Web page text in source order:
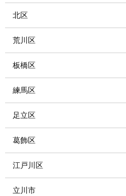
北区
荒川区
板橋区
練馬区
足立区
葛飾区
江戸川区
立川市